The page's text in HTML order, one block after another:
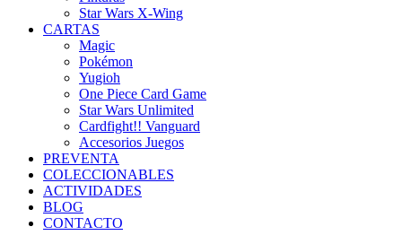
Star Wars X-Wing
CARTAS
Magic
Pokémon
Yugioh
One Piece Card Game
Star Wars Unlimited
Cardfight!! Vanguard
Accesorios Juegos
PREVENTA
COLECCIONABLES
ACTIVIDADES
BLOG
CONTACTO